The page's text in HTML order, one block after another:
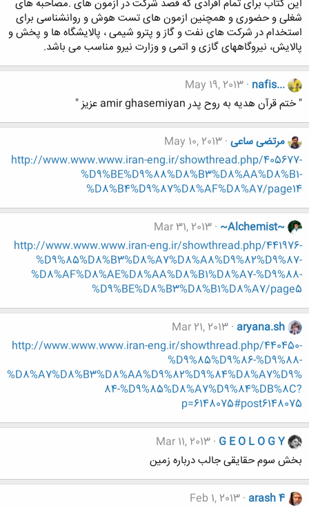
این کتاب برای تمام افرادی که قصد شرکت در ازمون های .مصاحبه های
شغلی و حضوری و همچنین ازمون های تست هوش و روانشناسی برای
استخدام در شرکت های نفت و گاز و پترو شیمی ، پالایشگاه ها و پخش و
پالایش، نیروگاههای گازی و اتمی و وزارت نیرو مناسب می باشد.
nafis...
May 19, 2013
" ختم قرآن هدیه به روح پدر amir ghasemiyan عزیز "
مرتضی ساعی May 10, 2013
http://www.www.www.iran-eng.ir/showthread.php/405677-
%D9%BE%D9%88%D8%B3%D8%AA%D8%B1-
%D8%B4%D9%87%D8%AF%D8%A7/page14
~Alchemist~
Mar 31, 2013
http://www.www.www.iran-eng.ir/showthread.php/441976-
%D9%85%D8%B3%D8%A7%D8%A8%D9%82%D9%87-
%D8%AF%D8%AE%D8%AA%D8%B1%D8%A7-%D9%88-
%D9%BE%D8%B3%D8%B1%D8%A7/page5
aryana.sh
Mar 21, 2013
http://www.www.www.iran-eng.ir/showthread.php/440450-
%D9%85%D9%86-%D9%88-
%D8%A7%D8%B3%D8%AA%D9%82%D9%84%D8%A7%D9%
84-%D9%85%D8%A7%D9%84%DB%8C?
p=6148075#post6148075
G E O L O G Y
Mar 11, 2013
بخش سوم حقایقی جالب درباره زمین
arash 4
Feb 1, 2013